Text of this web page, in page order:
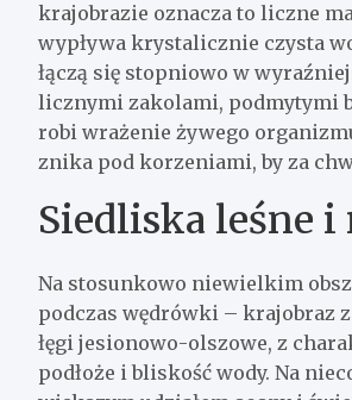
krajobrazie oznacza to liczne
wypływa krystalicznie czysta
łączą się stopniowo w
licznymi zakolami, podmytymi
robi wrażenie żywego
znika pod korzeniami, by za
Siedliska leśne
Na stosunkowo niewielkim
podczas wędrówki – krajobraz
łęgi jesionowo-olszowe, z
podłoże i bliskość wody. Na